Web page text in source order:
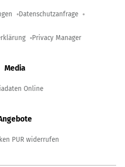
Datenschutzanfrage
Privacy Manager
Media
Online
PUR widerrufen